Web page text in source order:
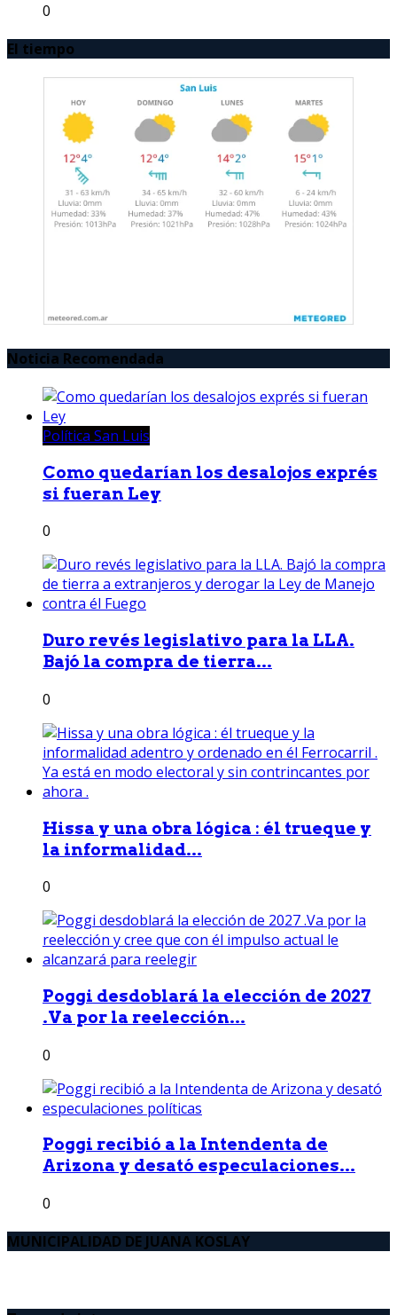
0
El tiempo
Noticia Recomendada
Política San Luis
Como quedarían los desalojos exprés
si fueran Ley
0
Duro revés legislativo para la LLA.
Bajó la compra de tierra...
0
Hissa y una obra lógica : él trueque y
la informalidad...
0
Poggi desdoblará la elección de 2027
.Va por la reelección...
0
Poggi recibió a la Intendenta de
Arizona y desató especulaciones...
0
MUNICIPALIDAD DE JUANA KOSLAY